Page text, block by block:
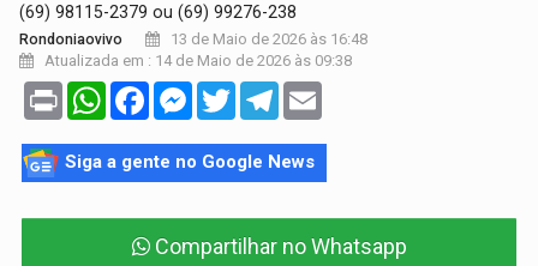
(69) 98115-2379 ou (69) 99276-238
Rondoniaovivo
13 de Maio de 2026 às 16:48
Atualizada em : 14 de Maio de 2026 às 09:38
Print WhatsAppFacebookMessenger
TwitterTelegram
Siga a gente no Google News
Compartilhar no Whatsapp